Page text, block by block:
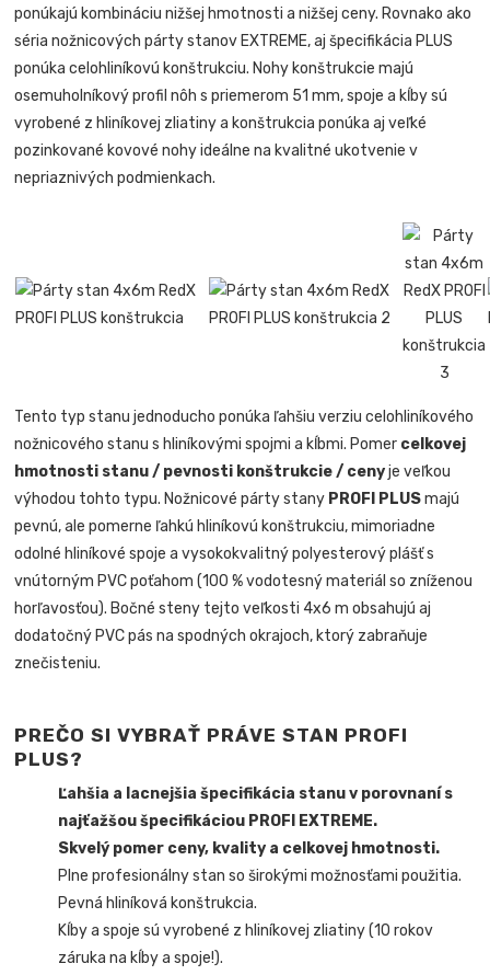
ponúkajú kombináciu nižšej hmotnosti a nižšej ceny. Rovnako ako
séria nožnicových párty stanov EXTREME, aj špecifikácia PLUS
ponúka celohliníkovú konštrukciu. Nohy konštrukcie majú
osemuholníkový profil nôh s priemerom 51 mm, spoje a kĺby sú
vyrobené z hliníkovej zliatiny a konštrukcia ponúka aj veľké
pozinkované kovové nohy ideálne na kvalitné ukotvenie v
nepriaznivých podmienkach.
Tento typ stanu jednoducho ponúka ľahšiu verziu celohliníkového
nožnicového stanu s hliníkovými spojmi a kĺbmi. Pomer celkovej
hmotnosti stanu / pevnosti konštrukcie / cenyje veľkou
výhodou tohto typu. Nožnicové párty stany PROFI PLUSmajú
pevnú, ale pomerne ľahkú hliníkovú konštrukciu, mimoriadne
odolné hliníkové spoje a vysokokvalitný polyesterový plášť s
vnútorným PVC poťahom (100 % vodotesný materiál so zníženou
horľavosťou). Bočné steny tejto veľkosti 4x6 m obsahujú aj
dodatočný PVC pás na spodných okrajoch, ktorý zabraňuje
znečisteniu.
PREČO SI VYBRAŤ PRÁVE STAN PROFI
PLUS?
Ľahšia a lacnejšia špecifikácia stanu v porovnaní s
najťažšou špecifikáciou PROFI EXTREME.
Skvelý pomer ceny, kvality a celkovej hmotnosti.
Plne profesionálny stan so širokými možnosťami použitia.
Pevná hliníková konštrukcia.
Kĺby a spoje sú vyrobené z hliníkovej zliatiny (10 rokov
záruka na kĺby a spoje!).